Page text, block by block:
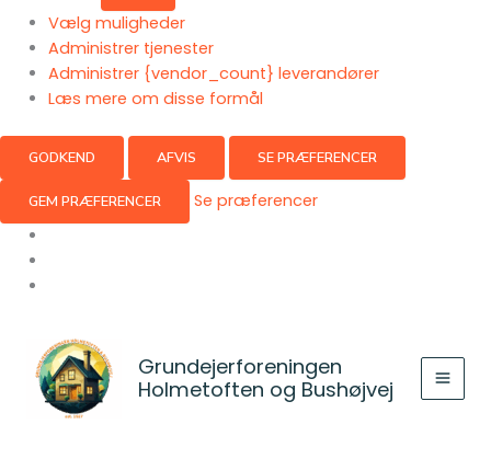
Vælg muligheder
Administrer tjenester
Administrer {vendor_count} leverandører
Læs mere om disse formål
GODKEND AFVIS SE PRÆFERENCER
GEM PRÆFERENCER Se præferencer
indholdet
Grundejerforeningen
Holmetoften og Bushøjvej